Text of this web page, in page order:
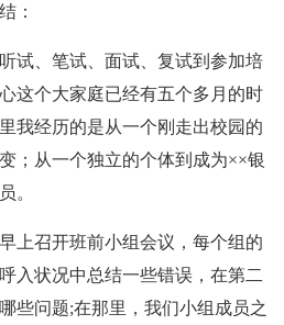
：
试、笔试、面试、复试到参加培
这个大家庭已经有五个多月的时
我经历的是从一个刚走出校园的
；从一个独立的个体到成为××银
。
上召开班前小组会议，每个组的
入状况中总结一些错误，在第二
些问题;在那里，我们小组成员之